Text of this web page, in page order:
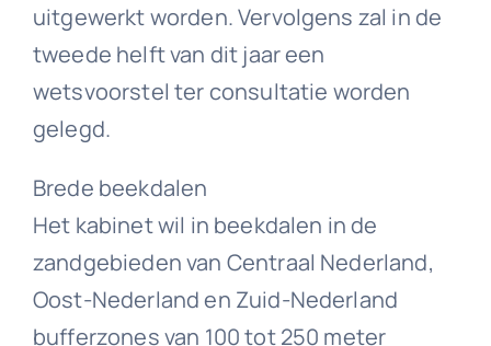
uitgewerkt worden. Vervolgens zal in de
tweede helft van dit jaar een
wetsvoorstel ter consultatie worden
gelegd.
Brede beekdalen
Het kabinet wil in beekdalen in de
zandgebieden van Centraal Nederland,
Oost-Nederland en Zuid-Nederland
bufferzones van 100 tot 250 meter